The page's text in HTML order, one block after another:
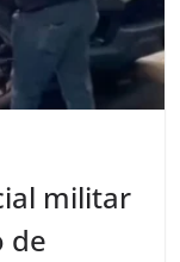
militar
de